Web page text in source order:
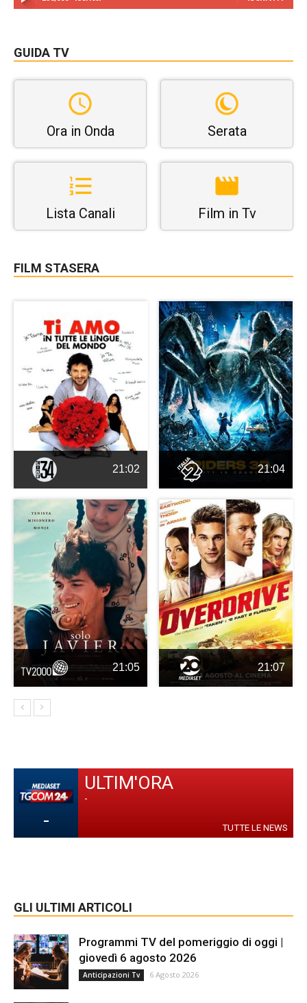
GUIDA TV
Ora in Onda Serata
Lista Canali Film in Tv
FILM STASERA
21:02 21:04
21:05 21:07
-
ULTIM'ORA
-
TUTTE LE NEWS
GLI ULTIMI ARTICOLI
Programmi TV del pomeriggio di oggi |
giovedì 6 agosto 2026
Anticipazioni Tv 6 Agosto 2026